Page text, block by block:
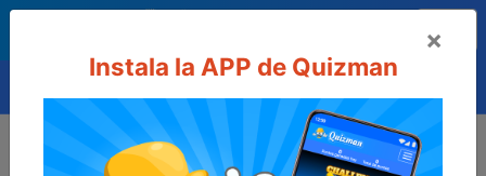
0
Puntos ganados hoy
Para acceder a sus puntuaciones debe estar
registradooinicie sesión con su usuario.
×
Instala la APP de Quizman